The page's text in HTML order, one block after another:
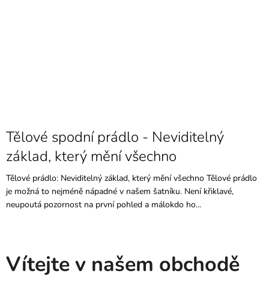
Tělové spodní prádlo - Neviditelný
základ, který mění všechno
Tělové prádlo: Neviditelný základ, který mění všechno Tělové prádlo
je možná to nejméně nápadné v našem šatníku. Není křiklavé,
neupoutá pozornost na první pohled a málokdo ho...
Vítejte v našem obchodě